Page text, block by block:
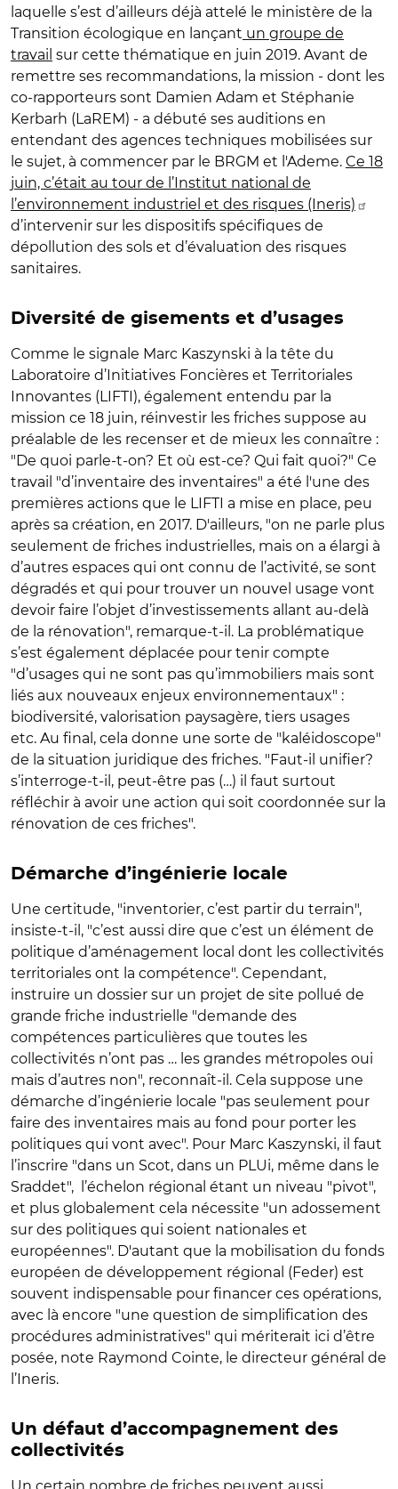
laquelle s’est d’ailleurs déjà attelé le ministère de la
Transition écologique en lançant un groupe de
travail sur cette thématique en juin 2019. Avant de
remettre ses recommandations, la mission - dont les
co-rapporteurs sont Damien Adam et Stéphanie
Kerbarh (LaREM) - a débuté ses auditions en
entendant des agences techniques mobilisées sur
le sujet, à commencer par le BRGM et l'Ademe. Ce 18
juin, c’était au tour de l’Institut national de
l’environnement industriel et des risques (Ineris)
d’intervenir sur les dispositifs spécifiques de
dépollution des sols et d’évaluation des risques
sanitaires.
Diversité de gisements et d’usages
Comme le signale Marc Kaszynski à la tête du
Laboratoire d’Initiatives Foncières et Territoriales
Innovantes (LIFTI), également entendu par la
mission ce 18 juin, réinvestir les friches suppose au
préalable de les recenser et de mieux les connaître :
"De quoi parle-t-on? Et où est-ce? Qui fait quoi?" Ce
travail "d’inventaire des inventaires" a été l'une des
premières actions que le LIFTI a mise en place, peu
après sa création, en 2017. D'ailleurs, "on ne parle plus
seulement de friches industrielles, mais on a élargi à
d’autres espaces qui ont connu de l’activité, se sont
dégradés et qui pour trouver un nouvel usage vont
devoir faire l’objet d’investissements allant au-delà
de la rénovation", remarque-t-il. La problématique
s’est également déplacée pour tenir compte
"d’usages qui ne sont pas qu’immobiliers mais sont
liés aux nouveaux enjeux environnementaux" :
biodiversité, valorisation paysagère, tiers usages
etc. Au final, cela donne une sorte de "kaléidoscope"
de la situation juridique des friches. "Faut-il unifier?
s’interroge-t-il, peut-être pas (…) il faut surtout
réfléchir à avoir une action qui soit coordonnée sur la
rénovation de ces friches".
Démarche d’ingénierie locale
Une certitude, "inventorier, c’est partir du terrain",
insiste-t-il, "c’est aussi dire que c’est un élément de
politique d’aménagement local dont les collectivités
territoriales ont la compétence". Cependant,
instruire un dossier sur un projet de site pollué de
grande friche industrielle "demande des
compétences particulières que toutes les
collectivités n’ont pas … les grandes métropoles oui
mais d’autres non", reconnaît-il. Cela suppose une
démarche d’ingénierie locale "pas seulement pour
faire des inventaires mais au fond pour porter les
politiques qui vont avec". Pour Marc Kaszynski, il faut
l’inscrire "dans un Scot, dans un PLUi, même dans le
Sraddet", l’échelon régional étant un niveau "pivot",
et plus globalement cela nécessite "un adossement
sur des politiques qui soient nationales et
européennes". D'autant que la mobilisation du fonds
européen de développement régional (Feder) est
souvent indispensable pour financer ces opérations,
avec là encore "une question de simplification des
procédures administratives" qui mériterait ici d’être
posée, note Raymond Cointe, le directeur général de
l’Ineris.
Un défaut d’accompagnement des
collectivités
Un certain nombre de friches peuvent aussi